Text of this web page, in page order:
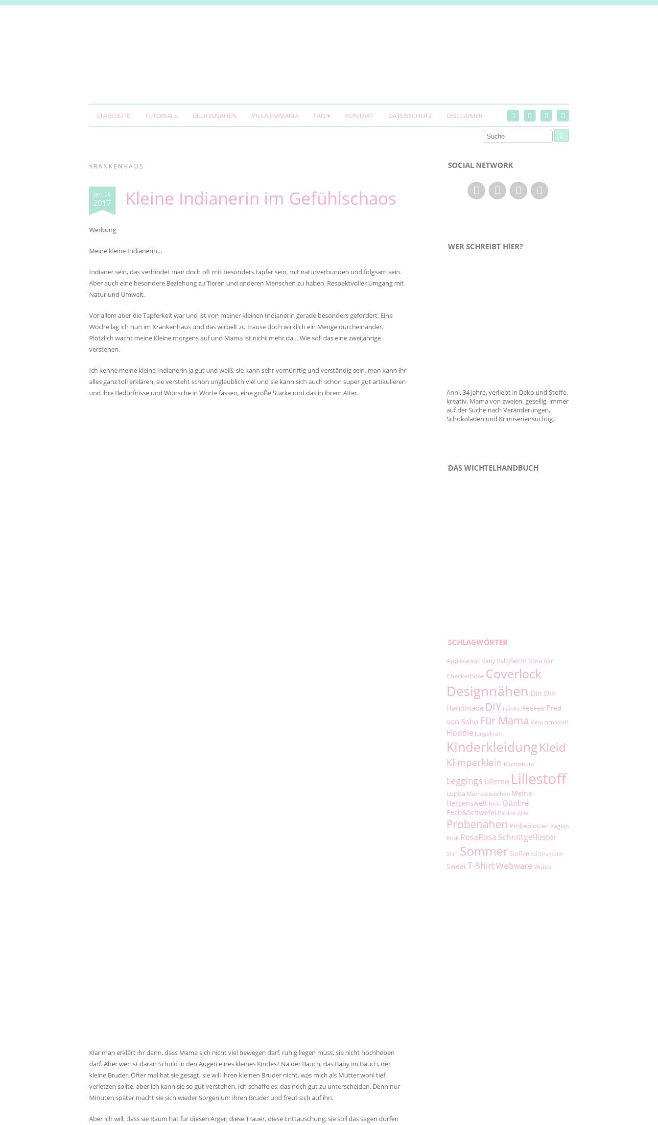
STARTSEITE TUTORIALS DESIGNNÄHEN VILLA EMMAMA FAQ KONTAKT DATENSCHUTZ DISCLAIMER
KRANKENHAUS
Jan. 26
2017 Kleine Indianerin im Gefühlschaos
Werbung
Meine kleine Indianerin…
Indianer sein, das verbindet man doch oft mit besonders tapfer sein, mit naturverbunden und folgsam sein.
Aber auch eine besondere Beziehung zu Tieren und anderen Menschen zu haben. Respektvoller Umgang mit
Natur und Umwelt.
Vor allem aber die Tapferkeit war und ist von meiner kleinen Indianerin gerade besonders gefordert. Eine
Woche lag ich nun im Krankenhaus und das wirbelt zu Hause doch wirklich ein Menge durcheinander.
Plötzlich wacht meine Kleine morgens auf und Mama ist nicht mehr da….Wie soll das eine zweijährige
verstehen.
Ich kenne meine kleine Indianerin ja gut und weiß, sie kann sehr vernünftig und verständig sein, man kann ihr
alles ganz toll erklären, sie versteht schon unglaublich viel und sie kann sich auch schon super gut artikulieren
und ihre Bedürfnisse und Wünsche in Worte fassen, eine große Stärke und das in ihrem Alter.
Klar man erklärt ihr dann, dass Mama sich nicht viel bewegen darf, ruhig liegen muss, sie nicht hochheben
darf. Aber wer ist daran Schuld in den Augen eines kleines Kindes? Na der Bauch, das Baby im Bauch, der
kleine Bruder. Öfter mal hat sie gesagt, sie will ihren kleinen Bruder nicht, was mich als Mutter wohl tief
verletzen sollte, aber ich kann sie so gut verstehen. Ich schaffe es, das noch gut zu unterscheiden. Denn nur
Minuten später macht sie sich wieder Sorgen um ihren Bruder und freut sich auf ihn.
Aber ich will, dass sie Raum hat für diesen Ärger, diese Trauer, diese Enttäuschung, sie soll das sagen dürfen
SOCIAL NETWORK
WER SCHREIBT HIER?
Anni, 34 Jahre, verliebt in Deko und Stoffe,
kreativ, Mama von zweien, gesellig, immer
auf der Suche nach Veränderungen,
Schokoladen und Krimiseriensüchtig.
DAS WICHTELHANDBUCH
SCHLAGWÖRTER
Applikation Baby Babyleicht Bora Bär
Checkerhose Coverlock
Designnähen Din Din
Handmade DIY Familie FeeFee Fred
von Soho Für Mama Gesprächsstoff
Hoodie Jungskram
KinderkleidungKleid
Klimperklein Kluntjebunt
Leggings Lillemo Lillestoff
Lupita Mamasliebchen Meine
Herzenswelt Nicki Ottobre
Pech&Schwefel Petit et Jolie
Probenähen Probeplotten Raglan
Rock RosaRosa Schnittgeflüster
Shirt Sommer Stoffonkel Strampler
SweatT-ShirtWebware Wichtel